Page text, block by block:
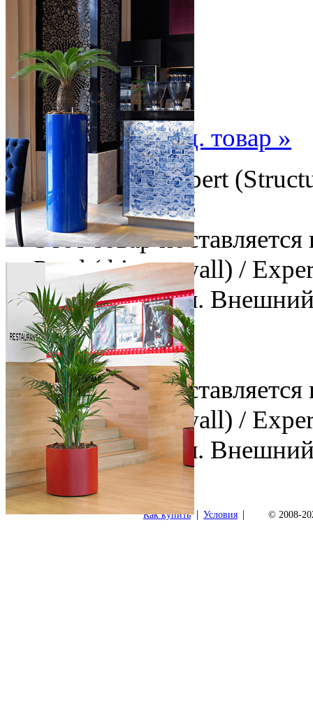
« пред. товарслед. товар »
Кашпо Parel / Expert
47 см. - описание
Этот товар
Parel (thinner wall) /
Глубина: 31 см.
47 см.
Video
Этот товар
Parel (thinner wall) /
Глубина: 31 см.
47 см.
Как купить | Условия | © 2008-